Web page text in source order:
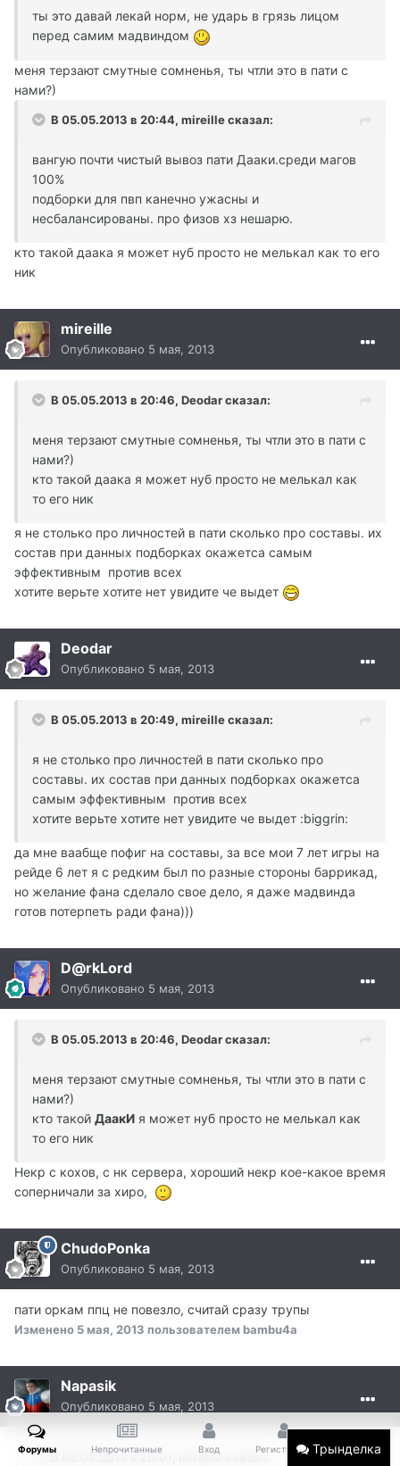
ты это давай лекай норм, не ударь в грязь лицом
перед самим мадвиндом
меня терзают смутные сомненья, ты чтли это в пати с
нами?)
В 05.05.2013 в 20:44, mireille сказал:
вангую почти чистый вывоз пати Дааки.среди магов
100%
подборки для пвп канечно ужасны и
несбалансированы. про физов хз нешарю.
кто такой даака я может нуб просто не мелькал как то его
ник
mireille
Опубликовано 5 мая, 2013
В 05.05.2013 в 20:46, Deodar сказал:
меня терзают смутные сомненья, ты чтли это в пати с
нами?)
кто такой даака я может нуб просто не мелькал как
то его ник
я не столько про личностей в пати сколько про составы. их
состав при данных подборках окажетса самым
эффективным против всех
хотите верьте хотите нет увидите че выдет
Deodar
Опубликовано 5 мая, 2013
В 05.05.2013 в 20:49, mireille сказал:
я не столько про личностей в пати сколько про
составы. их состав при данных подборках окажетса
самым эффективным против всех
хотите верьте хотите нет увидите че выдет :biggrin:
да мне ваабще пофиг на составы, за все мои 7 лет игры на
рейде 6 лет я с редким был по разные стороны баррикад,
но желание фана сделало свое дело, я даже мадвинда
готов потерпеть ради фана)))
D@rkLord
Опубликовано 5 мая, 2013
В 05.05.2013 в 20:46, Deodar сказал:
меня терзают смутные сомненья, ты чтли это в пати с
нами?)
кто такой ДаакИ я может нуб просто не мелькал как
то его ник
Некр с кохов, с нк сервера, хороший некр кое-какое время
соперничали за хиро,
ChudoPonka
Опубликовано 5 мая, 2013
пати оркам ппц не повезло, считай сразу трупы
Изменено 5 мая, 2013 пользователем bambu4a
Napasik
Опубликовано 5 мая, 2013
В 05.05.2013 в 20:01, mireille сказал:
Трынделка
Форумы Непрочитанные Вход Регистрация Больше